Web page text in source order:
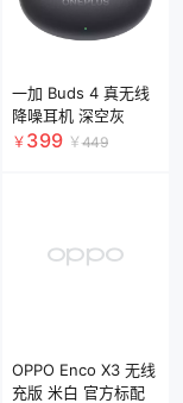
一加 Buds 4 真无线
降噪耳机 深空灰
￥ 399 ￥449
OPPO Enco X3 无线
充版 米白 官方标配